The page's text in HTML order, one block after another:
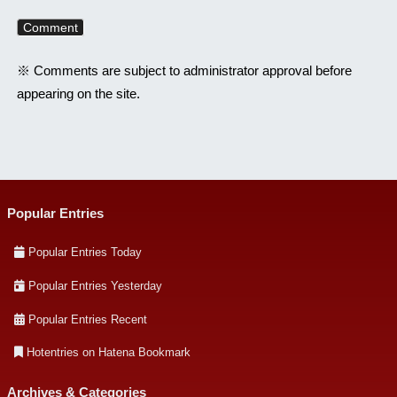
※ Comments are subject to administrator approval before
appearing on the site.
Popular Entries
Popular Entries Today
Popular Entries Yesterday
Popular Entries Recent
Hotentries on Hatena Bookmark
Archives & Categories